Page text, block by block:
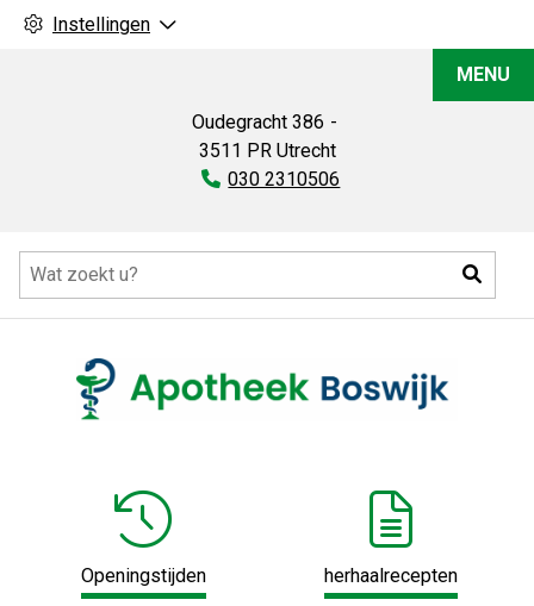
Instellingen
Oudegracht 386
3511 PR Utrecht
Tel:
030 2310506
MENU
Openingstijden herhaalrecepten